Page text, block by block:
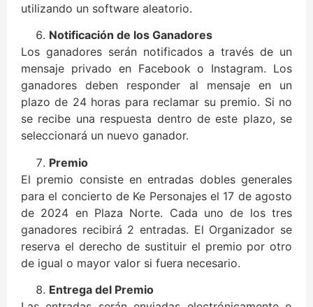
utilizando un software aleatorio.
Notificación de los Ganadores
Los ganadores serán notificados a través de un
mensaje privado en Facebook o Instagram. Los
ganadores deben responder al mensaje en un
plazo de 24 horas para reclamar su premio. Si no
se recibe una respuesta dentro de este plazo, se
seleccionará un nuevo ganador.
Premio
El premio consiste en entradas dobles generales
para el concierto de Ke Personajes el 17 de agosto
de 2024 en Plaza Norte. Cada uno de los tres
ganadores recibirá 2 entradas. El Organizador se
reserva el derecho de sustituir el premio por otro
de igual o mayor valor si fuera necesario.
Entrega del Premio